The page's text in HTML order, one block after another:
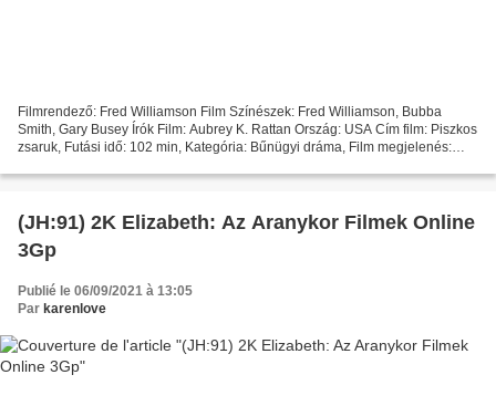
Filmrendező: Fred Williamson Film Színészek: Fred Williamson, Bubba
Smith, Gary Busey Írók Film: Aubrey K. Rattan Ország: USA Cím film: Piszkos
zsaruk, Futási idő: 102 min, Kategória: Bűnügyi dráma, Film megjelenés:
(JH:91) 2K Elizabeth: Az Aranykor Filmek Online
3Gp
Publié le 06/09/2021 à 13:05
Par karenlove